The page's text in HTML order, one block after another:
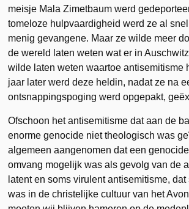
meisje Mala Zimetbaum werd
tomeloze hulpvaardigheid werd ze al
menig gevangene. Maar ze wilde meer
de wereld laten weten wat er in
wilde laten weten waartoe antisemitisme
jaar later werd deze heldin, nadat ze na
ontsnappingspoging werd opgepakt,
Ofschoon het antisemitisme dat aan de
enorme genocide niet theologisch was
algemeen aangenomen dat een
omvang mogelijk was als gevolg van de
latent en soms virulent antisemitisme, dat
was in de christelijke cultuur van het